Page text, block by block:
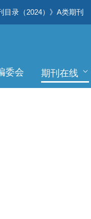
录（2024）》A类期刊
委会 期刊在线